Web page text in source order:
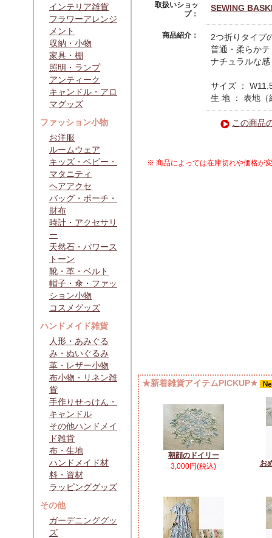
インテリア雑貨
フラワーアレンジ
メント
収納・小物
家具・棚
照明・ランプ
アンティーク
キャンドル・アロ
マグッズ
ファッション小物
お洋服
ルームウェア
キッズ・ベビー・
マタニティ
ヘアアクセ
バッグ・ポーチ・
財布
時計・アクセサリ
ー
天然石・パワース
トーン
靴・革・ベルト
帽子・傘・ファッ
ション小物
コスメグッズ
ハンドメイド雑貨
人形・あみぐる
み・ぬいぐるみ
革・レザー小物
布小物・リネン雑
貨
手作りせっけん・
キャンドル
その他ハンドメイ
ド雑貨
布・生地
ハンドメイド材
料・資材
ラッピンググッズ
その他
ガーデニンググッ
ズ
取扱いショッ
プ：
SEWING
商品紹介：
2つ折りタイプ
普通・柔らか
ナチュラルな
サイズ ：
生 地 ： 表地（
この商品
※ 商品によっては在庫切れや価格が
★新着雑貨アイテムPICKUP★
朝顔のドイリー
3,000円(税込)
お